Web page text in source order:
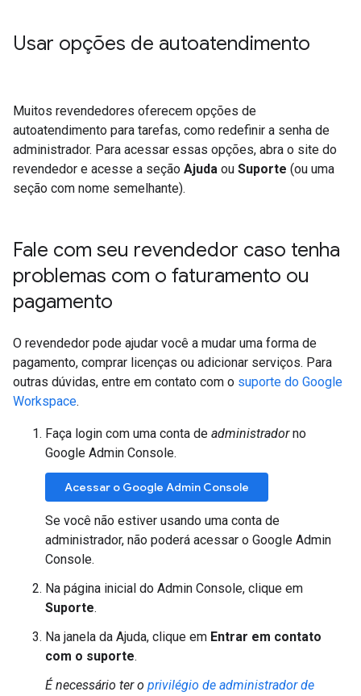
Usar opções de autoatendimento
Muitos revendedores oferecem opções de
autoatendimento para tarefas, como redefinir a senha de
administrador. Para acessar essas opções, abra o site do
revendedor e acesse a seção Ajuda ou Suporte (ou uma
seção com nome semelhante).
Fale com seu revendedor caso tenha
problemas com o faturamento ou
pagamento
O revendedor pode ajudar você a mudar uma forma de
pagamento, comprar licenças ou adicionar serviços. Para
outras dúvidas, entre em contato com o suporte do Google
Workspace.
Faça login com uma conta de administradorno
Google Admin Console.
Acessar o Google Admin Console
Se você não estiver usando uma conta de
administrador, não poderá acessar o Google Admin
Console.
Na página inicial do Admin Console, clique em
Suporte.
Na janela da Ajuda, clique em Entrar em contato
com o suporte.
É necessário ter o privilégio de administrador de